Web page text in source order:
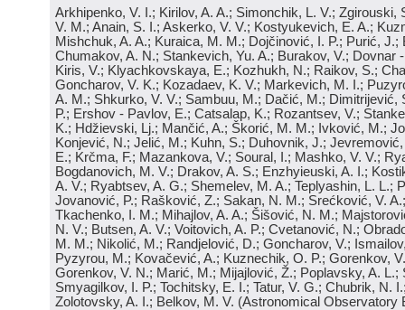
Arkhipenko, V. I.; Kirilov, A. A.; Simonchik, L. V.; Zgirouski,
V. M.; Anain, S. I.; Askerko, V. V.; Kostyukevich, E. A.;
Mishchuk, A. A.; Kuraica, M. M.; Dojčinović, I. P.; Purić, J.;
Chumakov, A. N.; Stankevich, Yu. A.; Burakov, V.; Dovnar
Kiris, V.; Klyachkovskaya, E.; Kozhukh, N.; Raikov, S.;
Goncharov, V. K.; Kozadaev, K. V.; Markevich, M. I.;
A. M.; Shkurko, V. V.; Sambuu, M.; Dačić, M.; Dimitrijević,
P.; Ershov - Pavlov, E.; Catsalap, K.; Rozantsev, V.;
K.; Hdžievski, Lj.; Mančić, A.; Škorić, M. M.; Ivković, M.;
Konjević, N.; Jelić, M.; Kuhn, S.; Duhovnik, J.;
E.; Krčma, F.; Mazankova, V.; Soural, I.; Mashko, V. V.;
Bogdanovich, M. V.; Drakov, A. S.; Enzhyieuski, A. I.;
A. V.; Ryabtsev, A. G.; Shemelev, M. A.; Teplyashin, L. L.;
Jovanović, P.; Rašković, Z.; Sakan, N. M.; Srećković, V.
Tkachenko, I. M.; Mihajlov, A. A.; Šišović, N. M.;
N. V.; Butsen, A. V.; Voitovich, A. P.; Cvetanović, N.;
M. M.; Nikolić, M.; Randjelović, D.; Goncharov, V.;
Pyzyrou, M.; Kovačević, A.; Kuznechik, O. P.; Gorenkov,
Gorenkov, V. N.; Marić, M.; Mijajlović, Ž.; Poplavsky, A. L.;
Smyagilkov, I. P.; Tochitsky, E. I.; Tatur, V. G.; Chubrik, N.
Zolotovsky, A. I.; Belkov, M. V. (Astronomical Observatory